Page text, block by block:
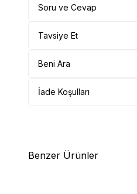
Soru ve Cevap
Tavsiye Et
Beni Ara
İade Koşulları
Benzer Ürünler